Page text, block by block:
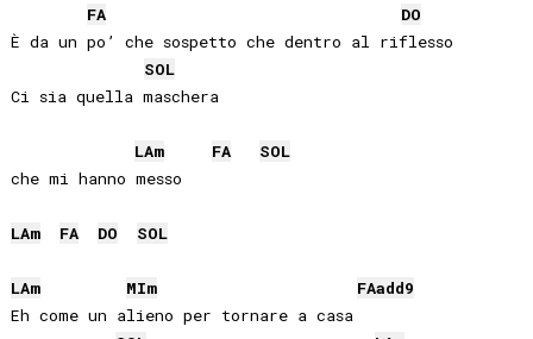
FA
DO
È da un po’ che sospetto che dentro al riflesso
SOL
Ci sia quella maschera
LAm FA
SOL
che mi hanno messo
LAm FA DO SOL
LAm MIm FAadd9
Eh come un alieno per tornare a casa